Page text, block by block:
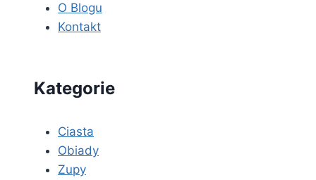
O Blogu
Kontakt
Kategorie
Ciasta
Obiady
Zupy